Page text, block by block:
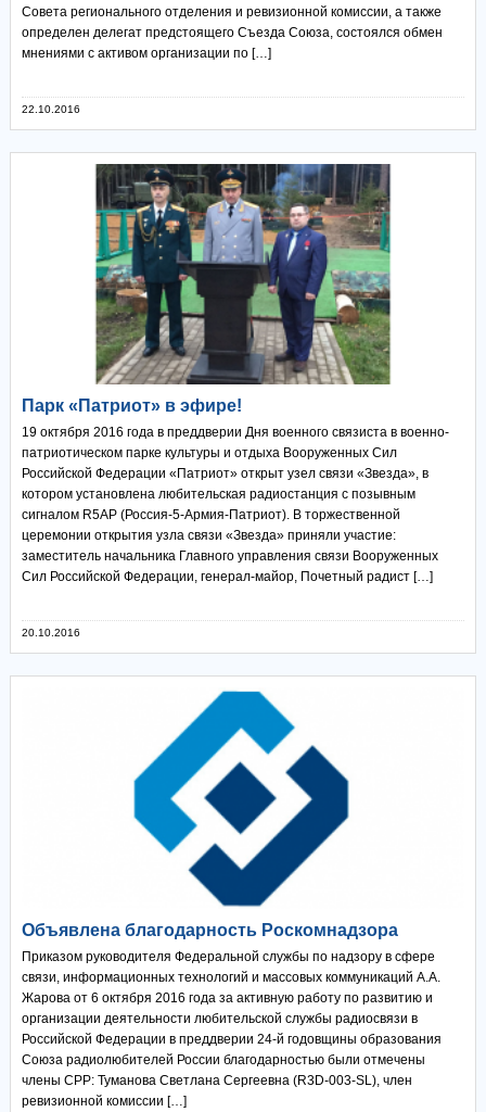
Совета регионального отделения и ревизионной комиссии, а также
определен делегат предстоящего Съезда Союза, состоялся обмен
мнениями с активом организации по […]
22.10.2016
Парк «Патриот» в эфире!
19 октября 2016 года в преддверии Дня военного связиста в военно-
патриотическом парке культуры и отдыха Вооруженных Сил
Российской Федерации «Патриот» открыт узел связи «Звезда», в
котором установлена любительская радиостанция с позывным
сигналом R5AP (Россия-5-Армия-Патриот). В торжественной
церемонии открытия узла связи «Звезда» приняли участие:
заместитель начальника Главного управления связи Вооруженных
Сил Российской Федерации, генерал-майор, Почетный радист […]
20.10.2016
Объявлена благодарность Роскомнадзора
Приказом руководителя Федеральной службы по надзору в сфере
связи, информационных технологий и массовых коммуникаций А.А.
Жарова от 6 октября 2016 года за активную работу по развитию и
организации деятельности любительской службы радиосвязи в
Российской Федерации в преддверии 24-й годовщины образования
Союза радиолюбителей России благодарностью были отмечены
члены СРР: Туманова Светлана Сергеевна (R3D-003-SL), член
ревизионной комиссии […]